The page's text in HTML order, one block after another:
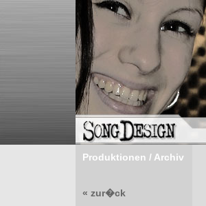
Produktionen / Archiv
« zur�ck